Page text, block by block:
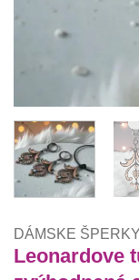
DÁMSKE ŠPERKY
Leonardove